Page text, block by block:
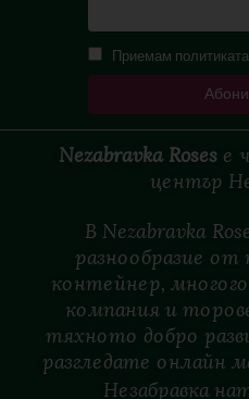
Приемам
Nezabravka Roses е
център
В Nezabravka
разнообразие
контейнер,
компания и
тяхното добро
разгледате онлайн
Незабравка